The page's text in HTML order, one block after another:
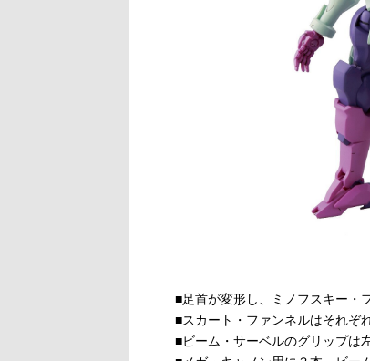
■足首が変形し、ミノフスキー・
■スカート・ファンネルはそれぞ
■ビーム・サーベルのグリップは